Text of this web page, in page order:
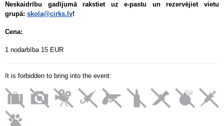
Neskaidrību gadījumā rakstiet uz e-pastu un rezervējiet vietu
grupā: skola@cirks.lv!
Cena:
1 nodarbība 15 EUR
It is forbidden to bring into the event: